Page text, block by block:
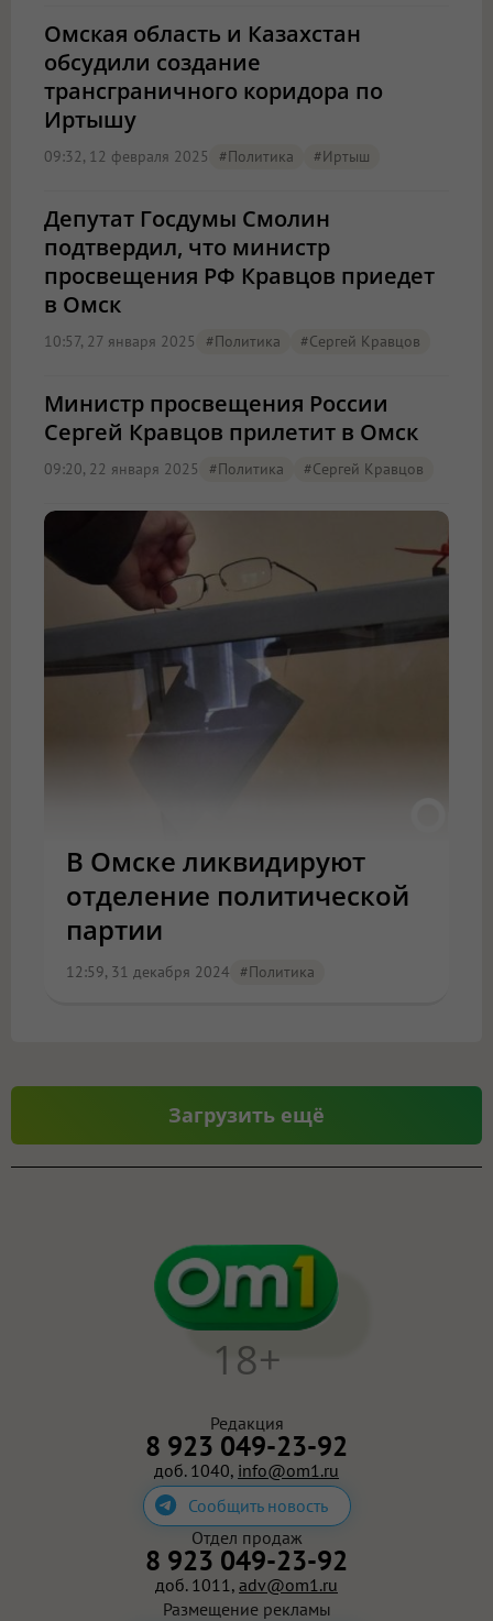
Омская область и Казахстан
обсудили создание
трансграничного коридора по
Иртышу
09:32, 12 февраля 2025 #Политика #Иртыш
Депутат Госдумы Смолин
подтвердил, что министр
просвещения РФ Кравцов приедет
в Омск
10:57, 27 января 2025 #Политика #Сергей Кравцов
Министр просвещения России
Сергей Кравцов прилетит в Омск
09:20, 22 января 2025 #Политика #Сергей Кравцов
В Омске ликвидируют
отделение политической
партии
12:59, 31 декабря 2024 #Политика
Загрузить ещё
Редакция
8 923 049-23-92
доб. 1040, info@om1.ru
Сообщить новость
18+
Отдел продаж
8 923 049-23-92
доб. 1011, adv@om1.ru
Размещение рекламы